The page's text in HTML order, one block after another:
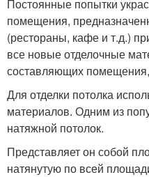
Постоянные попытки
помещения,
(рестораны, кафе и т.д.)
все новые отделочные
составляющих
Для отделки потолка
материалов. Одним из
натяжной потолок.
Представляет он собой
натянутую по всей